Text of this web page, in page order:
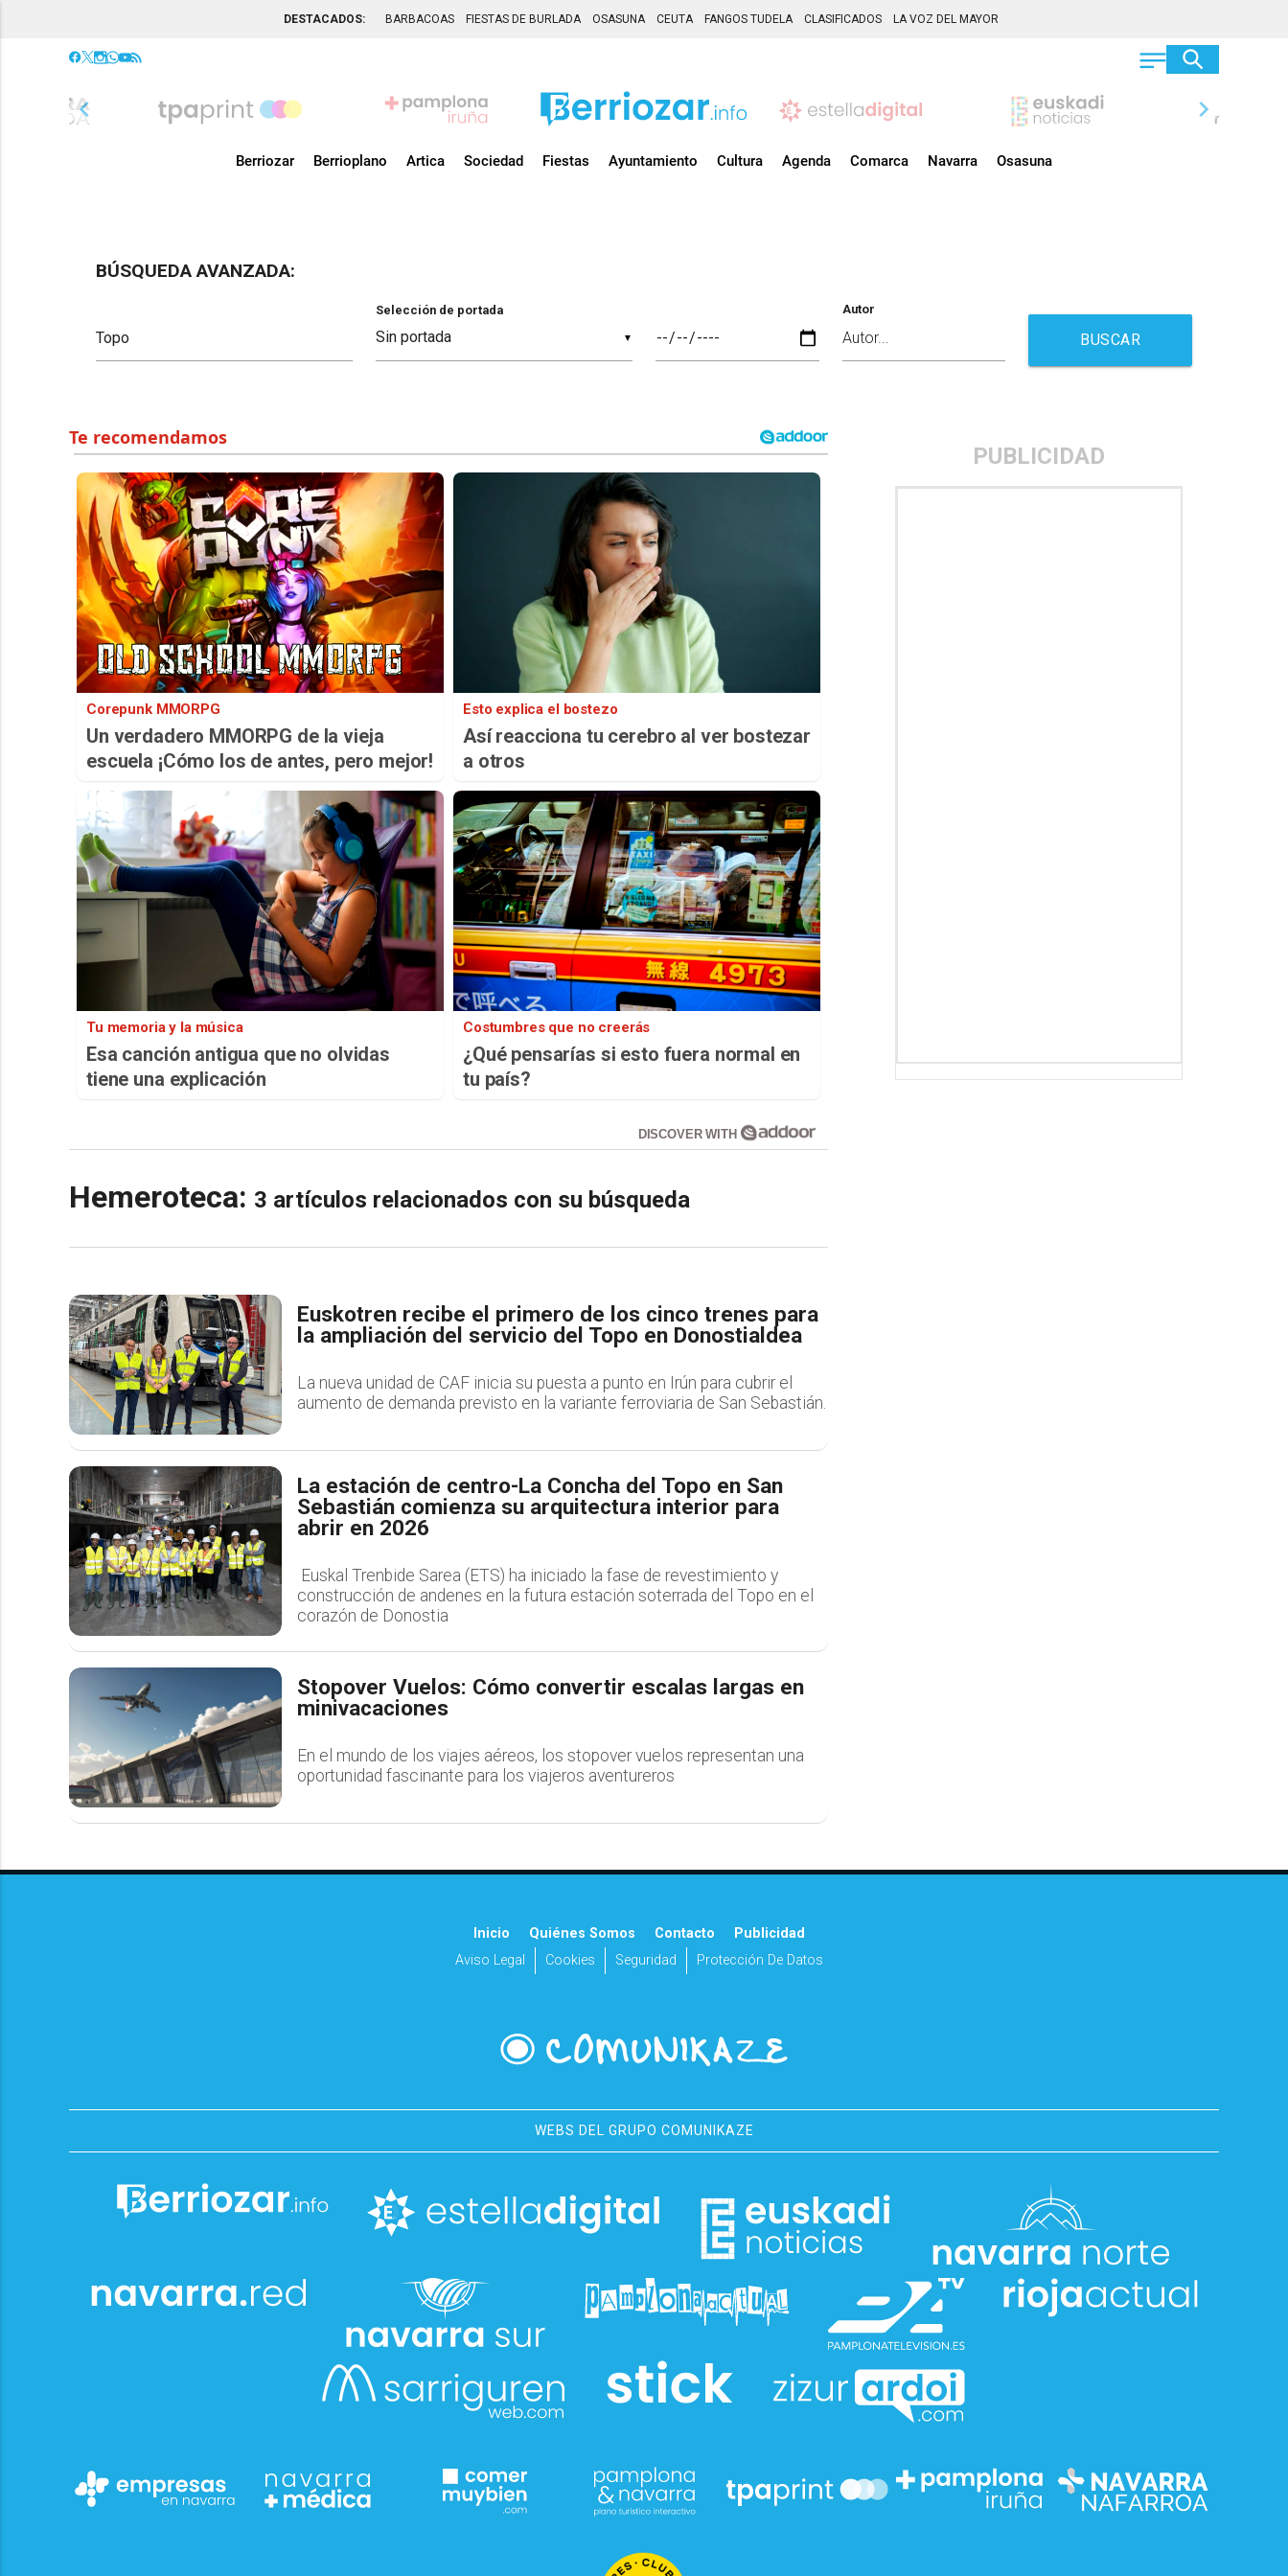
DESTACADOS: BARBACOAS FIESTAS DE BURLADA OSASUNA CEUTA FANGOS TUDELA CLASIFICADOS LA VOZ DEL MAYOR
chevron_left chevron_right
Berriozar Berrioplano Artica Sociedad Fiestas Ayuntamiento Cultura Agenda Comarca Navarra Osasuna
BÚSQUEDA AVANZADA:
▼
Selección de portada Autor
BUSCAR
Corepunk MMORPG
Un verdadero MMORPG de la vieja
escuela ¡Cómo los de antes, pero mejor!
Esto explica el bostezo
Así reacciona tu cerebro al ver bostezar
a otros
Tu memoria y la música
Esa canción antigua que no olvidas
tiene una explicación
Costumbres que no creerás
¿Qué pensarías si esto fuera normal en
tu país?
DISCOVER WITH
Hemeroteca: 3 artículos relacionados con su búsqueda
Euskotren recibe el primero de los cinco trenes para
la ampliación del servicio del Topo en Donostialdea
La nueva unidad de CAF inicia su puesta a punto en Irún para cubrir el
aumento de demanda previsto en la variante ferroviaria de San Sebastián.
La estación de centro-La Concha del Topo en San
Sebastián comienza su arquitectura interior para
abrir en 2026
Euskal Trenbide Sarea (ETS) ha iniciado la fase de revestimiento y
construcción de andenes en la futura estación soterrada del Topo en el
corazón de Donostia
Stopover Vuelos: Cómo convertir escalas largas en
minivacaciones
En el mundo de los viajes aéreos, los stopover vuelos representan una
oportunidad fascinante para los viajeros aventureros
PUBLICIDAD
Inicio Quiénes Somos Contacto
Publicidad
Aviso Legal
Cookies Seguridad Protección De Datos
WEBS DEL GRUPO COMUNIKAZE